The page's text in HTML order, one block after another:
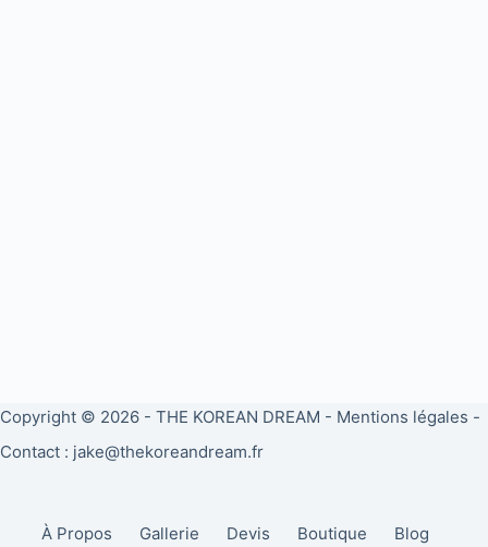
Copyright © 2026 - THE KOREAN DREAM - Mentions légales -
Contact : jake@thekoreandream.fr
À Propos Gallerie Devis Boutique Blog